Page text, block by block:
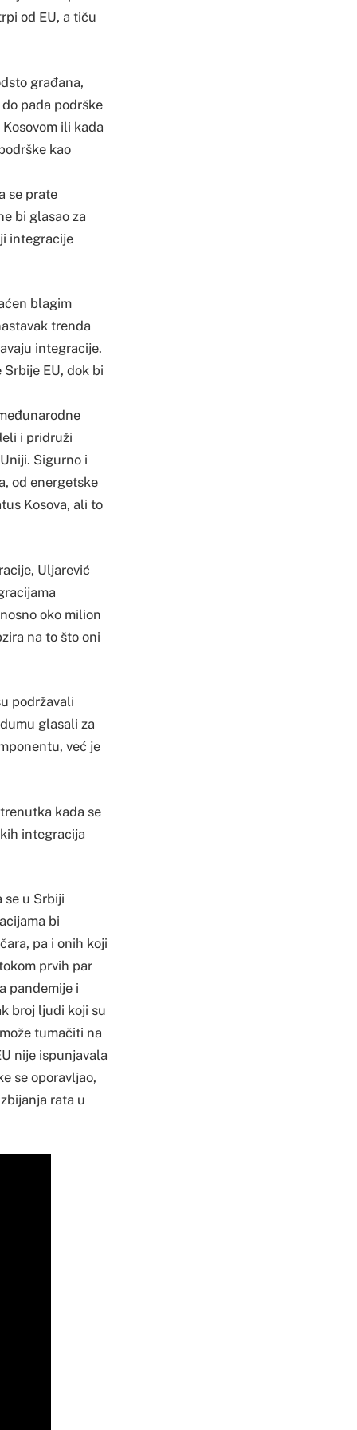
od EU, a tiču
građana,
pada podrške
ili kada
kao
se prate
bi glasao za
integracije
blagim
trenda
integracije.
EU, dok bi
i pridruži
Sigurno i
od energetske
Kosova, ali to
Uljarević
oko milion
na to što oni
podržavali
glasali za
već je
kada se
integracija
se u Srbiji
bi
pa i onih koji
prvih par
pandemije i
broj ljudi koji su
tumačiti na
nije ispunjavala
se oporavljao,
rata u